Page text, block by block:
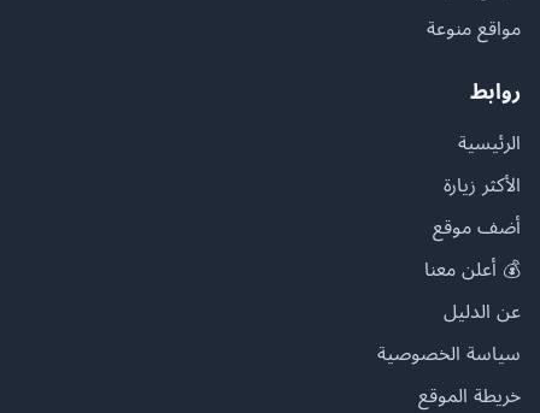
مواقع منوعة
روابط
الرئيسية
الأكثر زيارة
أضف موقع
💰 أعلن معنا
عن الدليل
سياسة الخصوصية
خريطة الموقع